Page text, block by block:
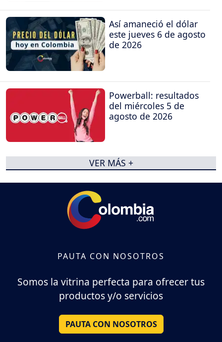
Así amaneció el dólar
este jueves 6 de agosto
de 2026
Powerball: resultados
del miércoles 5 de
agosto de 2026
VER MÁS +
PAUTA CON NOSOTROS
Somos la vitrina perfecta para ofrecer tus
productos y/o servicios
PAUTA CON NOSOTROS